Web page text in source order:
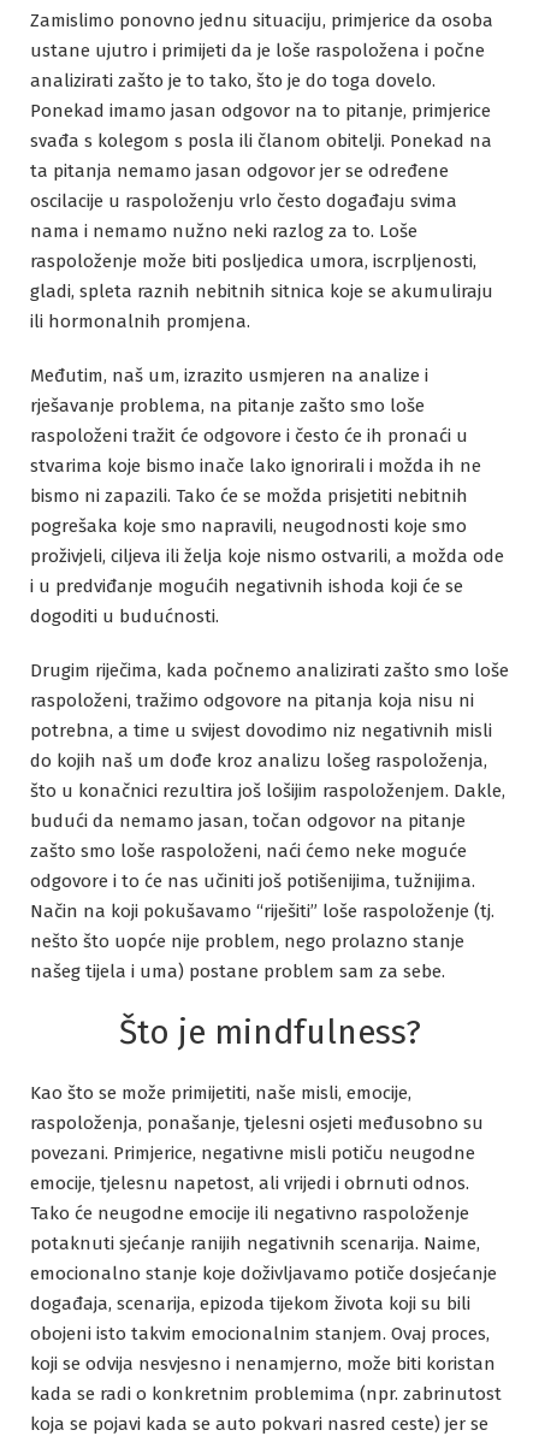
Zamislimo ponovno jednu situaciju, primjerice da osoba
ustane ujutro i primijeti da je loše raspoložena i počne
analizirati zašto je to tako, što je do toga dovelo.
Ponekad imamo jasan odgovor na to pitanje, primjerice
svađa s kolegom s posla ili članom obitelji. Ponekad na
ta pitanja nemamo jasan odgovor jer se određene
oscilacije u raspoloženju vrlo često događaju svima
nama i nemamo nužno neki razlog za to. Loše
raspoloženje može biti posljedica umora, iscrpljenosti,
gladi, spleta raznih nebitnih sitnica koje se akumuliraju
ili hormonalnih promjena.
Međutim, naš um, izrazito usmjeren na analize i
rješavanje problema, na pitanje zašto smo loše
raspoloženi tražit će odgovore i često će ih pronaći u
stvarima koje bismo inače lako ignorirali i možda ih ne
bismo ni zapazili. Tako će se možda prisjetiti nebitnih
pogrešaka koje smo napravili, neugodnosti koje smo
proživjeli, ciljeva ili želja koje nismo ostvarili, a možda ode
i u predviđanje mogućih negativnih ishoda koji će se
dogoditi u budućnosti.
Drugim riječima, kada počnemo analizirati zašto smo loše
raspoloženi, tražimo odgovore na pitanja koja nisu ni
potrebna, a time u svijest dovodimo niz negativnih misli
do kojih naš um dođe kroz analizu lošeg raspoloženja,
što u konačnici rezultira još lošijim raspoloženjem. Dakle,
budući da nemamo jasan, točan odgovor na pitanje
zašto smo loše raspoloženi, naći ćemo neke moguće
odgovore i to će nas učiniti još potišenijima, tužnijima.
Način na koji pokušavamo “riješiti” loše raspoloženje (tj.
nešto što uopće nije problem, nego prolazno stanje
našeg tijela i uma) postane problem sam za sebe.
Što je mindfulness?
Kao što se može primijetiti, naše misli, emocije,
raspoloženja, ponašanje, tjelesni osjeti međusobno su
povezani. Primjerice, negativne misli potiču neugodne
emocije, tjelesnu napetost, ali vrijedi i obrnuti odnos.
Tako će neugodne emocije ili negativno raspoloženje
potaknuti sjećanje ranijih negativnih scenarija. Naime,
emocionalno stanje koje doživljavamo potiče dosjećanje
događaja, scenarija, epizoda tijekom života koji su bili
obojeni isto takvim emocionalnim stanjem. Ovaj proces,
koji se odvija nesvjesno i nenamjerno, može biti koristan
kada se radi o konkretnim problemima (npr. zabrinutost
koja se pojavi kada se auto pokvari nasred ceste) jer se